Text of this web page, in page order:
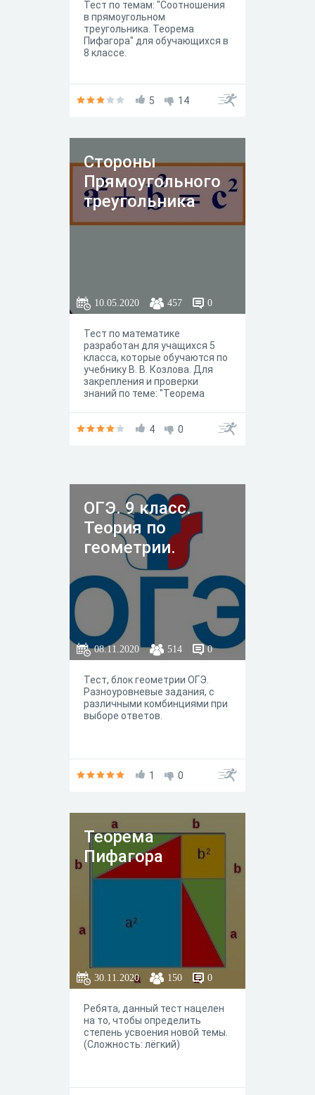
Тест по темам: "Соотношения
в прямоугольном
треугольника. Теорема
Пифагора" для обучающихся в
8 классе.
5 14
Стороны
Прямоугольного
треугольника
10.05.2020 457 0
Тест по математике
разработан для учащихся 5
класса, которые обучаются по
учебнику В. В. Козлова. Для
закрепления и проверки
знаний по теме: "Теорема
треугольника"4 0
ОГЭ. 9 класс.
Теория по
геометрии.
08.11.2020 514 0
Тест, блок геометрии ОГЭ.
Разноуровневые задания, с
различными комбинциями при
выборе ответов.
1 0
Теорема
Пифагора
30.11.2020 150 0
Ребята, данный тест нацелен
на то, чтобы определить
степень усвоения новой темы.
(Сложность: лёгкий)